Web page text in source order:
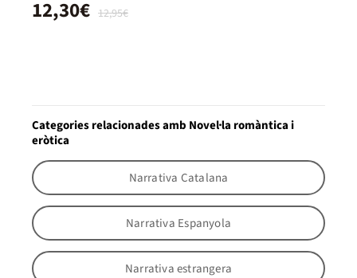
12,95€
12,30€
Categories relacionades amb Novel·la romàntica i
eròtica
Narrativa Catalana
Narrativa Espanyola
Narrativa estrangera